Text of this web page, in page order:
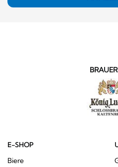
E-SHOP
Biere